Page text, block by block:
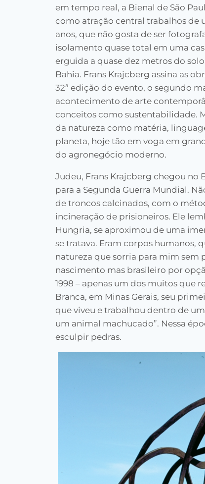
em tempo real, a Bienal de São
como atração central trabalhos de
anos, que não gosta de ser
isolamento quase total em uma
erguida a quase dez metros do
Bahia. Frans Krajcberg assina as
32ª edição do evento, o segundo
acontecimento de arte
conceitos como sustentabilidade.
da natureza como matéria,
planeta, hoje tão em voga em
do agronegócio moderno.
Judeu, Frans Krajcberg chegou no
para a Segunda Guerra Mundial.
de troncos calcinados, com o
incineração de prisioneiros. Ele
Hungria, se aproximou de uma
se tratava. Eram corpos humanos,
natureza que sorria para mim sem
nascimento mas brasileiro por
1998 – apenas um dos muitos que
Branca, em Minas Gerais, seu
que viveu e trabalhou dentro de
um animal machucado”. Nessa
esculpir pedras.